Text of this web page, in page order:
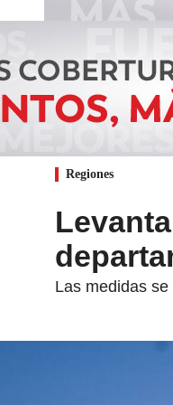
Regiones
Las medidas